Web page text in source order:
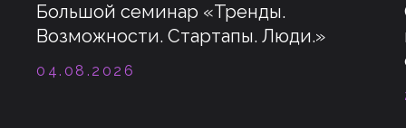
Большой семинар «Тренды.
Возможности. Стартапы. Люди.»
04.08.2026